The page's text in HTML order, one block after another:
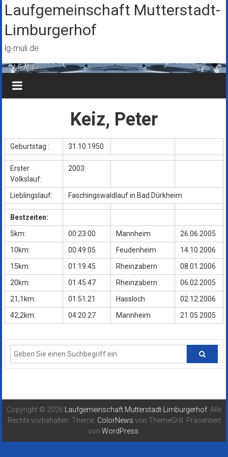
Zum
Inhalt
springen
Laufgemeinschaft Mutterstadt-
Limburgerhof
lg-muli.de
Keiz, Peter
Geburtstag : 31.10.1950
Erster
Volkslauf:
2003
Lieblingslauf: Faschingswaldlauf in Bad Dürkheim
Bestzeiten:
5km:
00:23:00 Mannheim
26.06.2005
10km:
00:49:05 Feudenheim
14.10.2006
15km:
01:19:45 Rheinzabern
08.01.2006
20km:
01:45:47 Rheinzabern
06.02.2005
21,1km:
01:51:21 Hassloch
02.12.2006
42,2km:
04:20:27 Mannheim 21.05.2005
Copyright © 2026 Laufgemeinschaft Mutterstadt-Limburgerhof . Alle
Rechte vorbehalten. Theme: ColorNews von ThemeGrill. Präsentiert
von WordPress